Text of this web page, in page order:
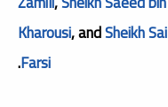
Kharousi, andSheikh
Farsi
.